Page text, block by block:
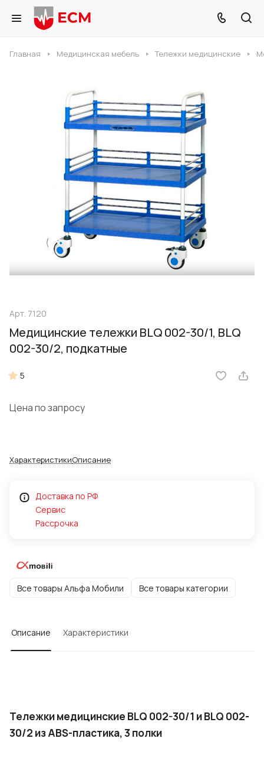
Главная Медицинская мебель Тележки медицинские
Арт. 7120
Медицинские тележки BLQ 002-30/1, BLQ
002-30/2, подкатные
5
Цена по запросу
ХарактеристикиОписание
Доставка по РФ
Сервис
Рассрочка
Все товары Альфа Мобили Все товары категории
Описание Характеристики
Тележки медицинские BLQ 002-30/1 и BLQ 002-
30/2 из ABS-пластика, 3 полки